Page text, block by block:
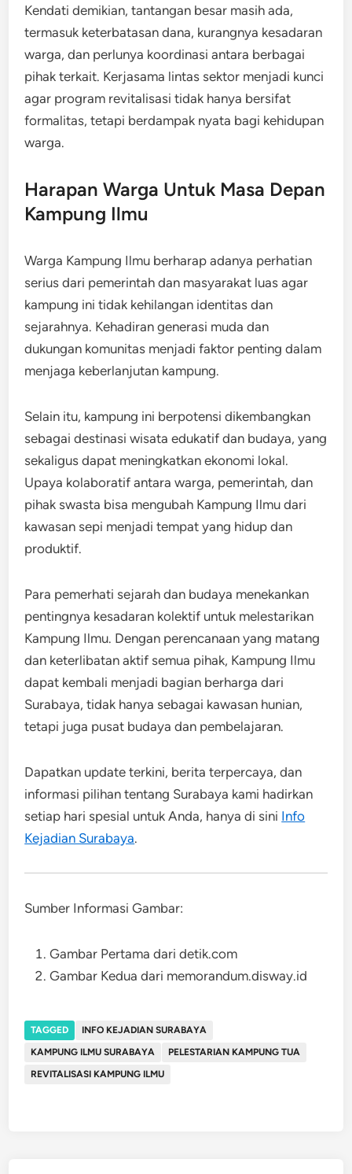
Kendati demikian, tantangan besar masih ada,
termasuk keterbatasan dana, kurangnya kesadaran
warga, dan perlunya koordinasi antara berbagai
pihak terkait. Kerjasama lintas sektor menjadi kunci
agar program revitalisasi tidak hanya bersifat
formalitas, tetapi berdampak nyata bagi kehidupan
warga.
Harapan Warga Untuk Masa Depan
Kampung Ilmu
Warga Kampung Ilmu berharap adanya perhatian
serius dari pemerintah dan masyarakat luas agar
kampung ini tidak kehilangan identitas dan
sejarahnya. Kehadiran generasi muda dan
dukungan komunitas menjadi faktor penting dalam
menjaga keberlanjutan kampung.
Selain itu, kampung ini berpotensi dikembangkan
sebagai destinasi wisata edukatif dan budaya, yang
sekaligus dapat meningkatkan ekonomi lokal.
Upaya kolaboratif antara warga, pemerintah, dan
pihak swasta bisa mengubah Kampung Ilmu dari
kawasan sepi menjadi tempat yang hidup dan
produktif.
Para pemerhati sejarah dan budaya menekankan
pentingnya kesadaran kolektif untuk melestarikan
Kampung Ilmu. Dengan perencanaan yang matang
dan keterlibatan aktif semua pihak, Kampung Ilmu
dapat kembali menjadi bagian berharga dari
Surabaya, tidak hanya sebagai kawasan hunian,
tetapi juga pusat budaya dan pembelajaran.
Dapatkan update terkini, berita terpercaya, dan
informasi pilihan tentang Surabaya kami hadirkan
setiap hari spesial untuk Anda, hanya di sini Info
Kejadian Surabaya.
Sumber Informasi Gambar:
Gambar Pertama dari detik.com
Gambar Kedua dari memorandum.disway.id
TAGGED
INFO KEJADIAN SURABAYA
KAMPUNG ILMU SURABAYA
PELESTARIAN KAMPUNG TUA
REVITALISASI KAMPUNG ILMU